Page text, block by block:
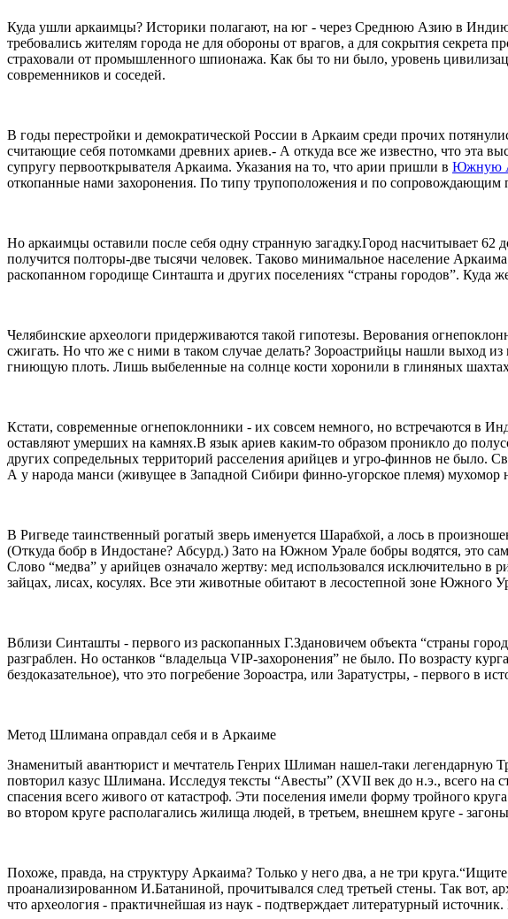
Куда ушли аркаимцы? Историки полагают, на юг - через Среднюю Азию в
требовались жителям города не для обороны от врагов, а для сокрытия
страховали от промышленного шпионажа. Как бы то ни было, уровень
современников и соседей.
В годы перестройки и демократической России в Аркаим среди прочих
считающие себя потомками древних ариев.- А откуда все же известно, что эта
супругу первооткрывателя Аркаима. Указания на то, что арии пришли в Южную
откопанные нами захоронения. По типу трупоположения и по сопровождающим
Но аркаимцы оставили после себя одну странную загадку.Город насчитывает 62
получится полторы-две тысячи человек. Таково минимальное население
раскопанном городище Синташта и других поселениях “страны городов”. Куда
Челябинские археологи придерживаются такой гипотезы. Верования
сжигать. Но что же с ними в таком случае делать? Зороастрийцы нашли выход
гниющую плоть. Лишь выбеленные на солнце кости хоронили в глиняных
Кстати, современные огнепоклонники - их совсем немного, но встречаются в
оставляют умерших на камнях.В язык ариев каким-то образом проникло до
других сопредельных территорий расселения арийцев и угро-финнов не было.
А у народа манси (живущее в Западной Сибири финно-угорское племя) мухомор
В Ригведе таинственный рогатый зверь именуется Шарабхой, а лось в
(Откуда бобр в Индостане? Абсурд.) Зато на Южном Урале бобры водятся, это
Слово “медва” у арийцев означало жертву: мед использовался исключительно в
зайцах, лисах, косулях. Все эти животные обитают в лесостепной зоне
Вблизи Синташты - первого из раскопанных Г.Здановичем объекта “страны
разграблен. Но останков “владельца VIP-захоронения” не было. По возрасту
бездоказательное), что это погребение Зороастра, или Заратустры, - первого в
Метод Шлимана оправдал себя и в Аркаиме
Знаменитый авантюрист и мечтатель Генрих Шлиман нашел-таки легендарную
повторил казус Шлимана. Исследуя тексты “Авесты” (XVII век до н.э., всего
спасения всего живого от катастроф. Эти поселения имели форму тройного
во втором круге располагались жилища людей, в третьем, внешнем круге - загоны
Похоже, правда, на структуру Аркаима? Только у него два, а не три круга.
проанализированном И.Батаниной, прочитывался след третьей стены. Так вот,
что археология - практичнейшая из наук - подтверждает литературный источник.